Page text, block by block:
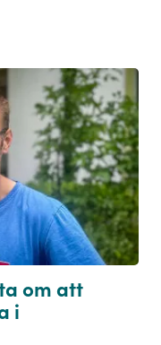
om att
i